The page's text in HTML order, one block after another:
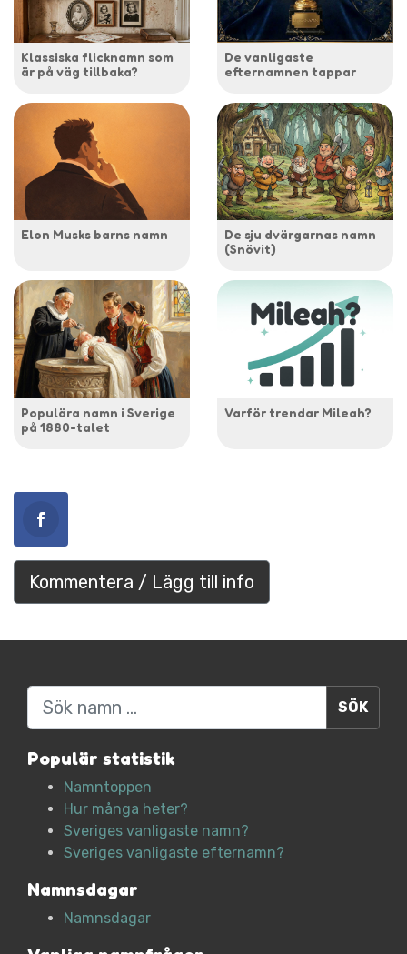
Klassiska flicknamn som
är på väg tillbaka?
De vanligaste
efternamnen tappar
Elon Musks barns namn
De sju dvärgarnas namn
(Snövit)
Populära namn i Sverige
på 1880-talet
Varför trendar Mileah?
Kommentera / Lägg till info
Sök
Populär statistik
Namntoppen
Hur många heter?
Sveriges vanligaste namn?
Sveriges vanligaste efternamn?
Namnsdagar
Namnsdagar